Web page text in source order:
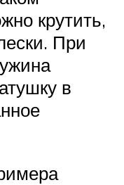
крутить,
При
в